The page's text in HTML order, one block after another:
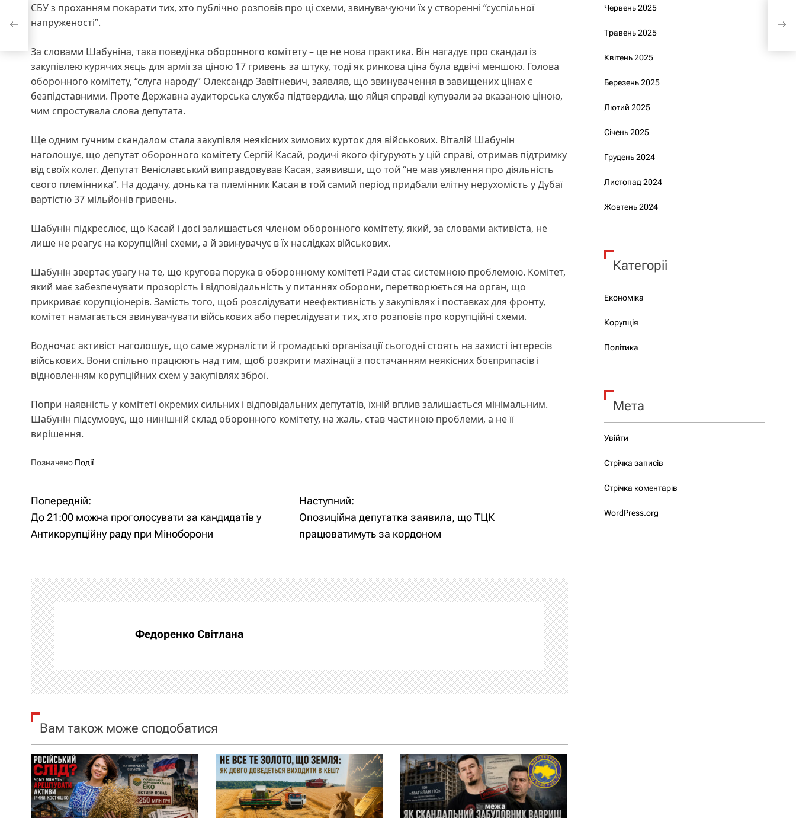
СБУ з проханням покарати тих, хто публічно розповів про ці схеми, звинувачуючи їх у створенні “суспільної
напруженості”.
За словами Шабуніна, така поведінка оборонного комітету – це не нова практика. Він нагадує про скандал із
закупівлею курячих яєць для армії за ціною 17 гривень за штуку, тоді як ринкова ціна була вдвічі меншою. Голова
оборонного комітету, “слуга народу” Олександр Завітневич, заявляв, що звинувачення в завищених цінах є
безпідставними. Проте Державна аудиторська служба підтвердила, що яйця справді купували за вказаною ціною,
чим спростувала слова депутата.
Ще одним гучним скандалом стала закупівля неякісних зимових курток для військових. Віталій Шабунін
наголошує, що депутат оборонного комітету Сергій Касай, родичі якого фігурують у цій справі, отримав підтримку
від своїх колег. Депутат Веніславський виправдовував Касая, заявивши, що той “не мав уявлення про діяльність
свого племінника”. На додачу, донька та племінник Касая в той самий період придбали елітну нерухомість у Дубаї
вартістю 37 мільйонів гривень.
Шабунін підкреслює, що Касай і досі залишається членом оборонного комітету, який, за словами активіста, не
лише не реагує на корупційні схеми, а й звинувачує в їх наслідках військових.
Шабунін звертає увагу на те, що кругова порука в оборонному комітеті Ради стає системною проблемою. Комітет,
який має забезпечувати прозорість і відповідальність у питаннях оборони, перетворюється на орган, що
прикриває корупціонерів. Замість того, щоб розслідувати неефективність у закупівлях і поставках для фронту,
комітет намагається звинувачувати військових або переслідувати тих, хто розповів про корупційні схеми.
Водночас активіст наголошує, що саме журналісти й громадські організації сьогодні стоять на захисті інтересів
військових. Вони спільно працюють над тим, щоб розкрити махінації з постачанням неякісних боєприпасів і
відновленням корупційних схем у закупівлях зброї.
Попри наявність у комітеті окремих сильних і відповідальних депутатів, їхній вплив залишається мінімальним.
Шабунін підсумовує, що нинішній склад оборонного комітету, на жаль, став частиною проблеми, а не її
вирішення.
Позначено Події
Н
а
і
г
а
ц
і
я
а
п
и
Попередній:
До 21:00 можна проголосувати за кандидатів у
Антикорупційну раду при Міноборони
Наступний:
Опозиційна депутатка заявила, що ТЦК
працюватимуть за кордоном
Федоренко Світлана
Вам також може сподобатися
Червень 2025
Травень 2025
Квітень 2025
Березень 2025
Лютий 2025
Січень 2025
Грудень 2024
Листопад 2024
Жовтень 2024
Категорії
Економіка
Корупція
Політика
Мета
Увійти
Стрічка записів
Стрічка коментарів
WordPress.org